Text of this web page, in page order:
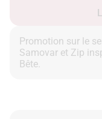
Promotion sur le
Samovar et Zip